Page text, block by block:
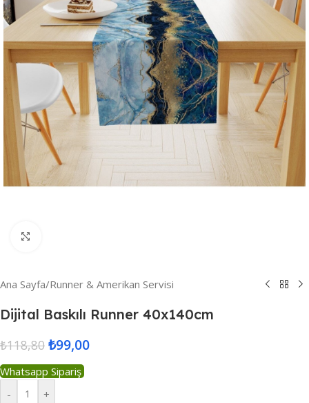
Ana Sayfa/Runner & Amerikan Servisi
Dijital Baskılı Runner 40x140cm
₺118,80 ₺99,00
Whatsapp Sipariş
-
+